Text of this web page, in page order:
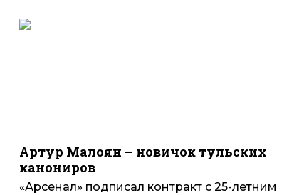
Артур Малоян – новичок тульских
канониров
«Арсенал» подписал контракт с 25-летним